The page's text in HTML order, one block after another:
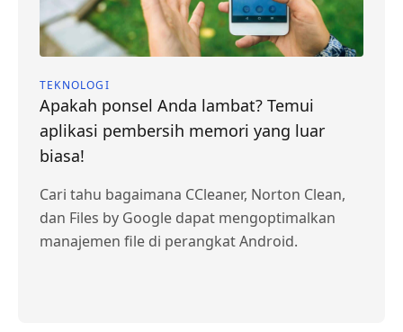
TEKNOLOGI
Apakah ponsel Anda lambat? Temui
aplikasi pembersih memori yang luar
biasa!
Cari tahu bagaimana CCleaner, Norton Clean,
dan Files by Google dapat mengoptimalkan
manajemen file di perangkat Android.